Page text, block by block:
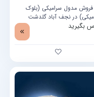
فروش مدول سرامیکی (بلوک
در نجف آباد گلدشت
اصفهان
بگیرید